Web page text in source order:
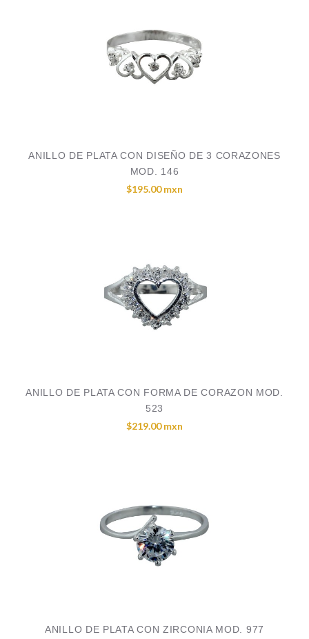
ANILLO DE PLATA CON DISEÑO DE 3 CORAZONES
MOD. 146
$195.00 mxn
ANILLO DE PLATA CON FORMA DE CORAZON MOD.
523
$219.00 mxn
ANILLO DE PLATA CON ZIRCONIA MOD. 977